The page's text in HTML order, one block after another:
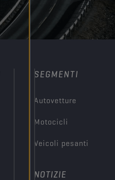
SEGMENTI
Autovetture
Motocicli
Veicoli pesanti
NOTIZIE